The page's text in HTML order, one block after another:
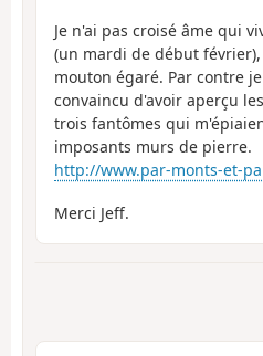
Je n'ai pas croisé âme qui
(un mardi de début
mouton égaré. Par contre
convaincu d'avoir aperçu
trois fantômes qui
imposants murs de pierre.
http://www.par-monts-et-
Merci Jeff.